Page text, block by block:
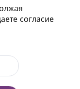
согласие